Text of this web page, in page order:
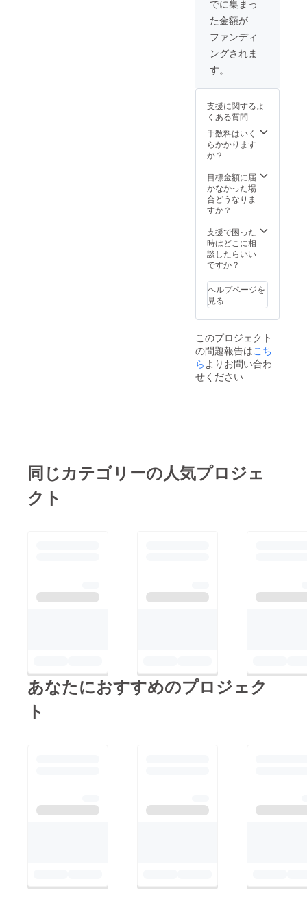
info@s
uijobus.
co.jpま
でご連
絡くだ
又は日
の出桟
橋の水
上バス
乗り場
受付ま
持参く
ださ
い。一
と交換
致しま
す。
※上記以
り場か
らもご
乗船は
可能で
前にお
申し出
くださ
い。 〇
橋間）
※お礼の
メール
もお送
りいた
します
アドレ
登録を
お願い
いたし
ます。
で船上
から隅
田川花
火大会
を満喫
ご利用
て 隅田
川花火
大会が
中止の
場合は
なりま
す。 ま
た飲食
代は含
おりま
せん。
●チケッ
トにつ
ケット
は花火
大会当
日の1カ
でにお
送りい
たしま
す。必
要枚数
にてご
連絡さ
メール
アドレ
でに集まっ
た金額が
ファンディ
ングされま
す。
支援に関するよ
くある質問
手数料はいく
らかかります
か？
目標金額に届
かなかった場
合どうなりま
すか？
支援で困った
時はどこに相
談したらいい
ですか？
ヘルプページを
見る
このプロジェクト
の問題報告はこち
らよりお問い合わ
せください
同じカテゴリーの人気プロジェ
クト
あなたにおすすめのプロジェク
ト